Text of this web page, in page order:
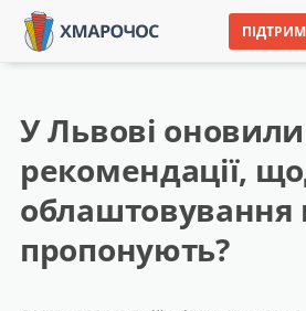
У Львові оновили
рекомендації,
пропонують?